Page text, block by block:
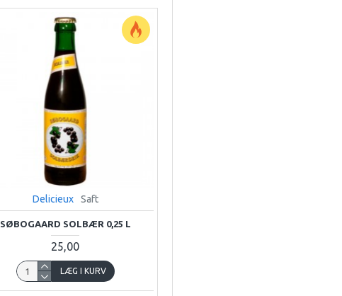
Delicieux Saft
SØBOGAARD SOLBÆR 0,25 L
25,00
LÆG I KURV